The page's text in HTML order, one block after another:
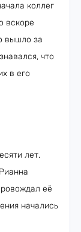
коллег
вскоре
вышло за
что
в его
лет.
её
начались